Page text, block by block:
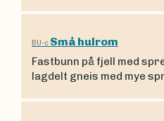
BU-c Små hulrom
Fastbunn på fjell med
lagdelt gneis med mye